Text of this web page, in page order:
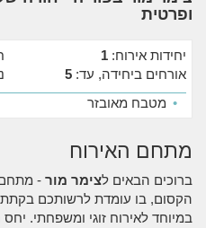
ופרטית
יחידות אירוח: 1
אורחים ביחידה, עד: 5
• מטבח מאובזר
מתחם האירוח
ברוכים הבאים לצימר מור- מתחם
הקסום, בו עומדת לרשותכם
במיוחד לאירוח זוגי ומשפחתי.